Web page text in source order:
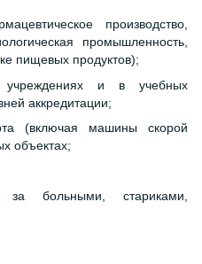
производство,
промышленность,
пищевых продуктов);
учреждениях и в учебных
аккредитации;
(включая машины скорой
объектах;
больными, стариками,